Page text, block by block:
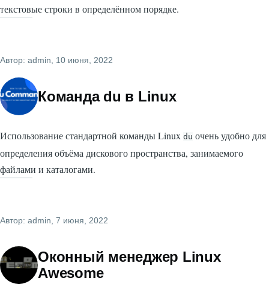
текстовые строки в определённом порядке.
Автор: admin, 10 июня, 2022
Команда du в Linux
Использование стандартной команды Linux du очень удобно для
определения объёма дискового пространства, занимаемого
файлами и каталогами.
Автор: admin, 7 июня, 2022
Оконный менеджер Linux
Awesome